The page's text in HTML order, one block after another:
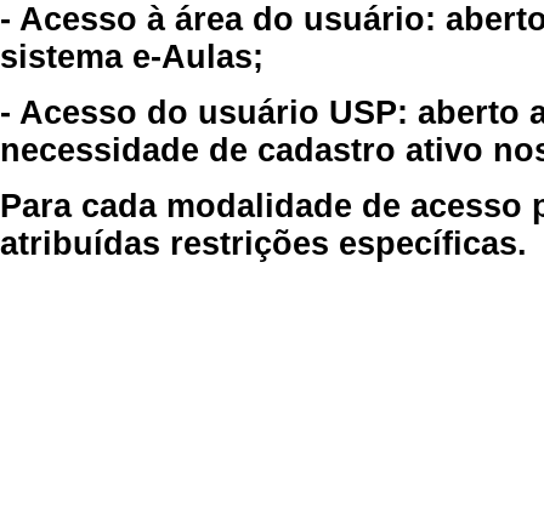
- Acesso à área do usuário:
sistema e-Aulas;
- Acesso do usuário USP: aberto
necessidade de cadastro ativo
Para cada modalidade de
atribuídas restrições específicas.